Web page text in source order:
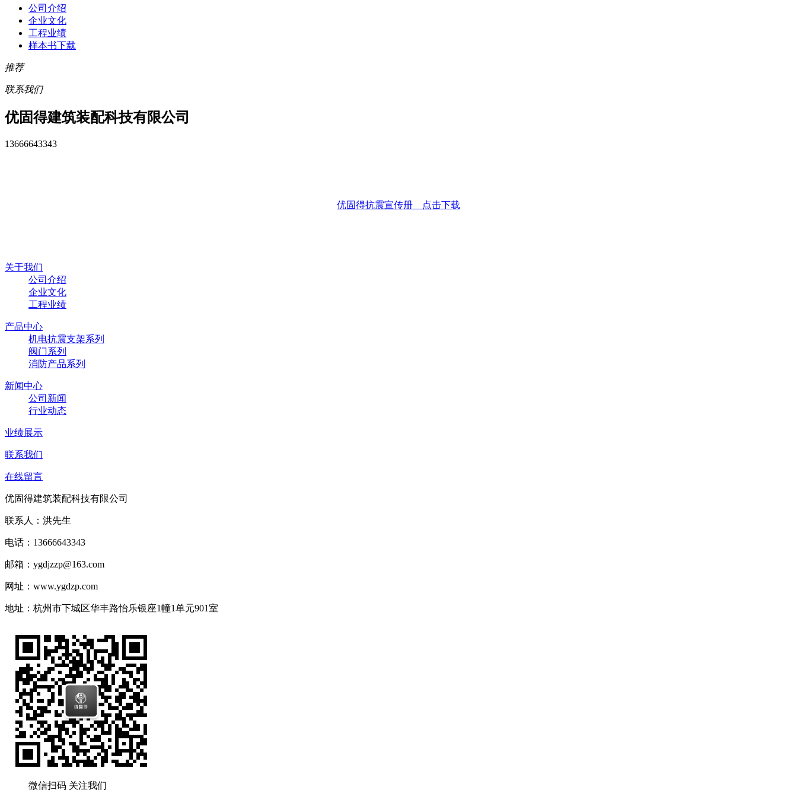
公司介绍
企业文化
工程业绩
样本书下载
推荐
联系我们
优固得建筑装配科技有限公司
13666643343
优固得抗震宣传册 点击下载
关于我们
公司介绍
企业文化
工程业绩
产品中心
机电抗震支架系列
阀门系列
消防产品系列
新闻中心
公司新闻
行业动态
业绩展示
联系我们
在线留言
优固得建筑装配科技有限公司
联系人：洪先生
电话：13666643343
邮箱：ygdjzzp@163.com
网址：www.ygdzp.com
地址：杭州市下城区华丰路怡乐银座1幢1单元901室
微信扫码 关注我们